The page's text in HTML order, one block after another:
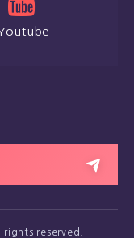
rights reserved.